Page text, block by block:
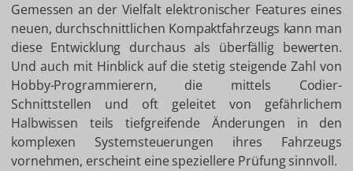
Gemessen an der Vielfalt elektronischer Features eines
neuen, durchschnittlichen Kompaktfahrzeugs kann man
diese Entwicklung durchaus als überfällig bewerten.
Und auch mit Hinblick auf die stetig steigende Zahl von
Hobby-Programmierern, die mittels Codier-
Schnittstellen und oft geleitet von gefährlichem
Halbwissen teils tiefgreifende Änderungen in den
komplexen Systemsteuerungen ihres Fahrzeugs
vornehmen, erscheint eine speziellere Prüfung sinnvoll.